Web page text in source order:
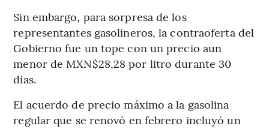
Sin embargo, para sorpresa de los
representantes gasolineros, la contraoferta del
Gobierno fue un tope con un precio aun
menor de MXN$28,28 por litro durante 30
días.
El acuerdo de precio máximo a la gasolina
regular que se renovó en febrero incluyó un